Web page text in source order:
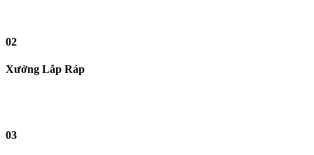
02
Xưởng Lắp Ráp
03